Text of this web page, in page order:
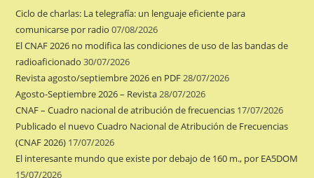
Ciclo de charlas: La telegrafía: un lenguaje eficiente para
comunicarse por radio 07/08/2026
El CNAF 2026 no modifica las condiciones de uso de las bandas de
radioaficionado 30/07/2026
Revista agosto/septiembre 2026 en PDF 28/07/2026
Agosto-Septiembre 2026 – Revista 28/07/2026
CNAF – Cuadro nacional de atribución de frecuencias 17/07/2026
Publicado el nuevo Cuadro Nacional de Atribución de Frecuencias
(CNAF 2026) 17/07/2026
El interesante mundo que existe por debajo de 160 m., por EA5DOM
15/07/2026